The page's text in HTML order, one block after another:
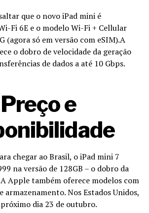
que o novo iPad mini é
Fi 6E e o modelo Wi-Fi + Cellular
(agora só em versão com eSIM).A
o dobro de velocidade da geração
de dados a até 10 Gbps.
Preço e
chegar ao Brasil, o iPad mini 7
na versão de 128GB – o dobro da
Apple também oferece modelos com
armazenamento. Nos Estados Unidos,
dia 23 de outubro.